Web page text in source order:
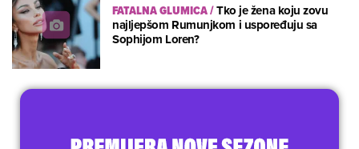
FATALNA GLUMICA/Tko je žena koju zovu
najljepšom Rumunjkom i uspoređuju sa
Sophijom Loren?